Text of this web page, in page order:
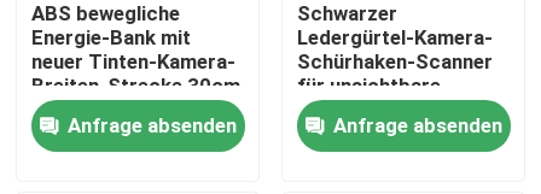
Über uns
Werksbesichtigung
ABS bewegliche
Energie-Bank mit
neuer Tinten-Kamera-
Breiten-Strecke 30cm
Anfrage absenden
Schwarzer
Ledergürtel-Kamera-
Schürhaken-Scanner
für unsichtbare
Strichkode-
signifikante
Spielkarten
Anfrage absenden